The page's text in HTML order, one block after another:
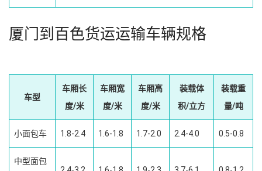
厦门到百色货运运输车辆规格
车型
车厢长
度/米
车厢宽
度/米
车厢高
度/米
装载体
积/立方
装载重
量/吨
小面包车 1.8-2.4 1.6-1.8 1.7-2.0 2.4-4.0 0.5-0.8
中型面包